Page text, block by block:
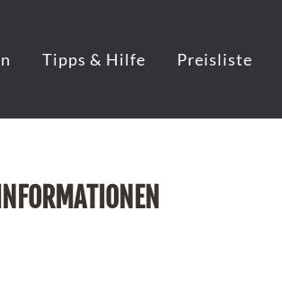
Tipps & Hilfe Preisliste